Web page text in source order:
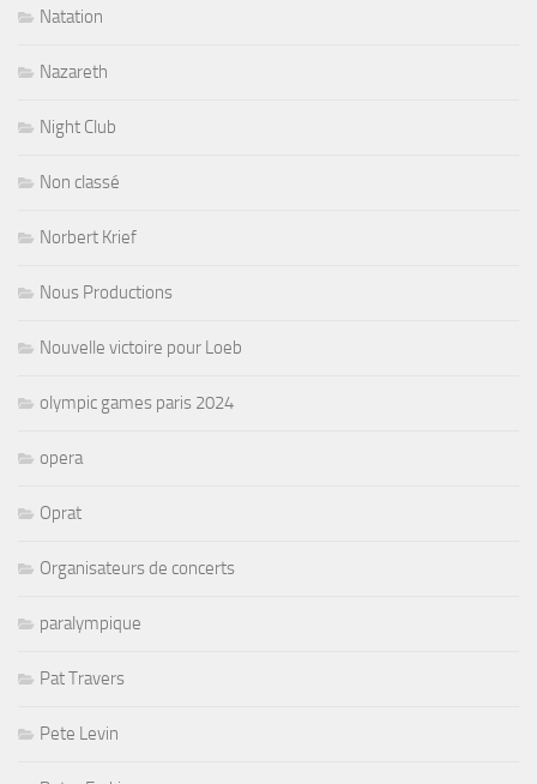
Natation
Nazareth
Night Club
Non classé
Norbert Krief
Nous Productions
Nouvelle victoire pour Loeb
olympic games paris 2024
opera
Oprat
Organisateurs de concerts
paralympique
Pat Travers
Pete Levin